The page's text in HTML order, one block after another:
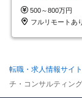
給率92％（直近3
500～800万円
フルリモートあ
転職・求人情報サイ
チ・コンサルティン